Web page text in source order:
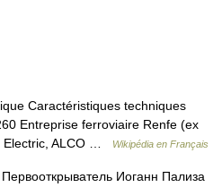
Caractéristiques techniques
Entreprise ferroviaire Renfe (ex
Electric, ALCO …
Wikipédia en Français
Иоганн Пализа